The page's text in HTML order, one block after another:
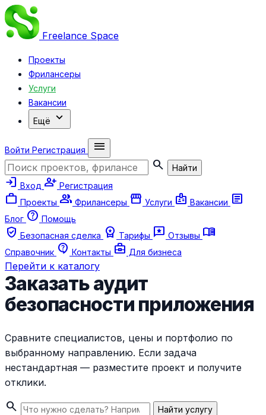
Freelance Space
Проекты
Фрилансеры
Услуги
Вакансии
Ещё expand_more
Войти Регистрация
menu
search
Найти
login Вход person_add Регистрация
work Проекты group Фрилансеры storefront Услуги badge Вакансии article
Блог help Помощь
verified_user Безопасная сделка workspace_premium Тарифы reviews Отзывы menu_book
Справочник contact_support Контакты business_center Для бизнеса
Перейти к каталогу
Заказать аудит
безопасности приложения
Сравните специалистов, цены и портфолио по
выбранному направлению. Если задача
нестандартная — разместите проект и получите
отклики.
search Найти услугу